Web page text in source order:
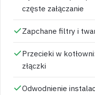
częste załączanie
Zapchane filtry i
Przecieki w
złączki
Odwodnienie